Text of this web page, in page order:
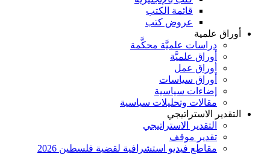
قائمة الكتب
عروض كتب
أوراق علمية
دراسات علميَّة محكَّمة
أوراق علميَّة
أوراق عمل
أوراق سياسات
إضاءات سياسية
مقالات وتحليلات سياسية
التقدير الاستراتيجي
التقدير الاستراتيجي
تقدير موقف
مقاطع فيديو استشرافية لقضية فلسطين 2026